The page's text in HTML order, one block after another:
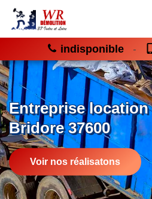
indisponible -
Entreprise location
Bridore 37600
Voir nos réalisatons